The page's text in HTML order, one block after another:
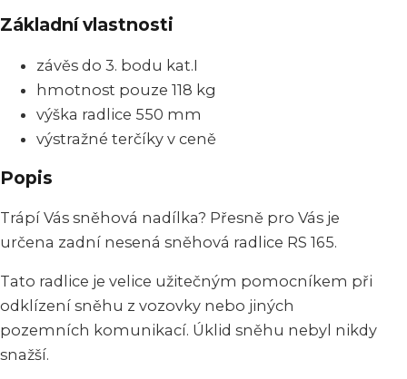
Základní vlastnosti
závěs do 3. bodu kat.I
hmotnost pouze 118 kg
výška radlice 550 mm
výstražné terčíky v ceně
Popis
Trápí Vás sněhová nadílka? Přesně pro Vás je
určena zadní nesená sněhová radlice RS 165.
Tato radlice je velice užitečným pomocníkem při
odklízení sněhu z vozovky nebo jiných
pozemních komunikací. Úklid sněhu nebyl nikdy
snažší.